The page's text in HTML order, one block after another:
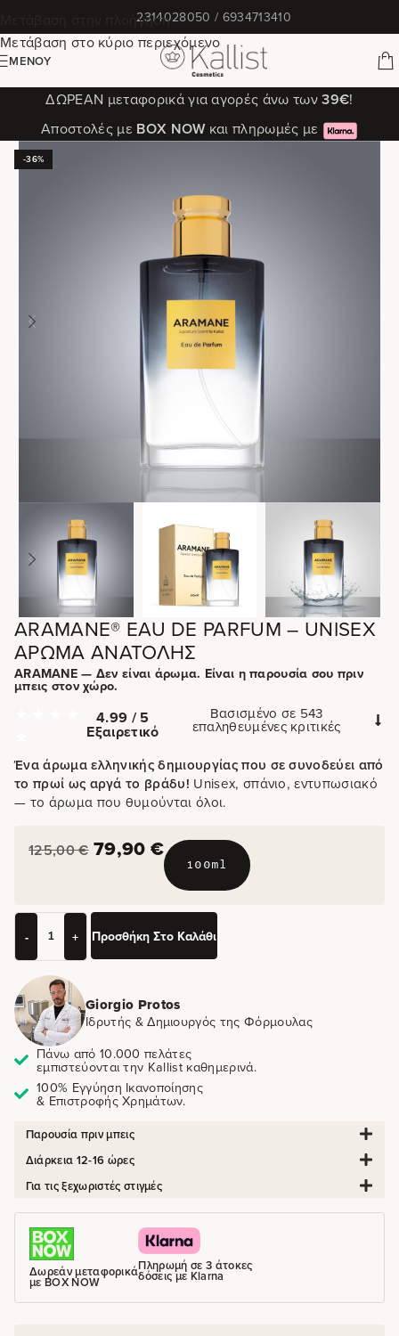
Μετάβαση στην πλοήγηση
Μετάβαση στο κύριο περιεχόμενο
✆2314028050 / 6934713410
ΜΕΝΟΎ
ΔΩΡΕΑΝ μεταφορικά για αγορές άνω των39€!
Αποστολές με ΒΟΧ ΝΟWκαι πληρωμές με
-36%
ARAMANE® EAU DE PARFUM – UNISEX
ΆΡΩΜΑ ΑΝΑΤΟΛΉΣ
ARAMANE — Δεν είναι άρωμα. Είναι η παρουσία σου πριν
μπεις στον χώρο.
4.99 / 5
Εξαιρετικό
Βασισμένο σε 543
επαληθευμένες κριτικές
Ένα άρωμα ελληνικής δημιουργίας που σε συνοδεύει από
το πρωί ως αργά το βράδυ! Unisex, σπάνιο, εντυπωσιακό
— το άρωμα που θυμούνται όλοι.
125,00€ 79,90 €
100ml
- + Προσθήκη Στο Καλάθι
Giorgio Protos
Ιδρυτής & Δημιουργός της Φόρμουλας
Πάνω από 10.000 πελάτες
εμπιστεύονται την Kallist καθημερινά.
100% Εγγύηση Ικανοποίησης
& Επιστροφής Χρημάτων.
Παρουσία πριν μπεις
Διάρκεια 12-16 ώρες
Για τις ξεχωριστές στιγμές
Δωρεάν μεταφορικά
με BOX NOW
Πληρωμή σε 3 άτοκες
δόσεις με Klarna